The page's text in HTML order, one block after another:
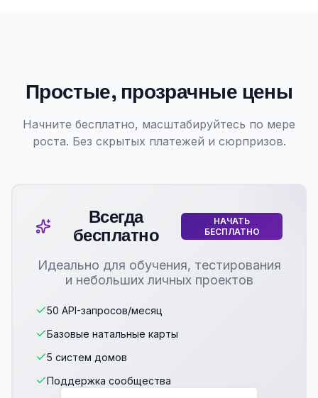
Простые, прозрачные цены
Начните бесплатно, масштабируйтесь по мере
роста. Без скрытых платежей и сюрпризов.
Всегда
бесплатно
НАЧАТЬ
БЕСПЛАТНО
Идеально для обучения, тестирования
и небольших личных проектов
50 API-запросов/месяц
Базовые натальные карты
5 систем домов
Поддержка сообщества